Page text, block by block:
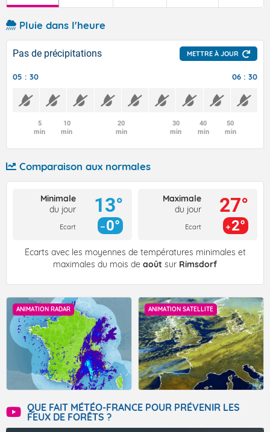
Pluie dans l'heure
Pas de précipitations METTRE À JOUR
05 : 30 06 : 30
5
min
10
min
20
min
30
min
40
min
50
min
Comparaison aux normales
Minimale
du jour
Ecart
13°
0°
Maximale
du jour
Ecart
27°
2°
Écarts avec les moyennes de températures minimales et
maximales du mois de août sur Rimsdorf
ANIMATION RADAR ANIMATION SATELLITE
QUE FAIT MÉTÉO-FRANCE POUR PRÉVENIR LES
FEUX DE FORÊTS ?